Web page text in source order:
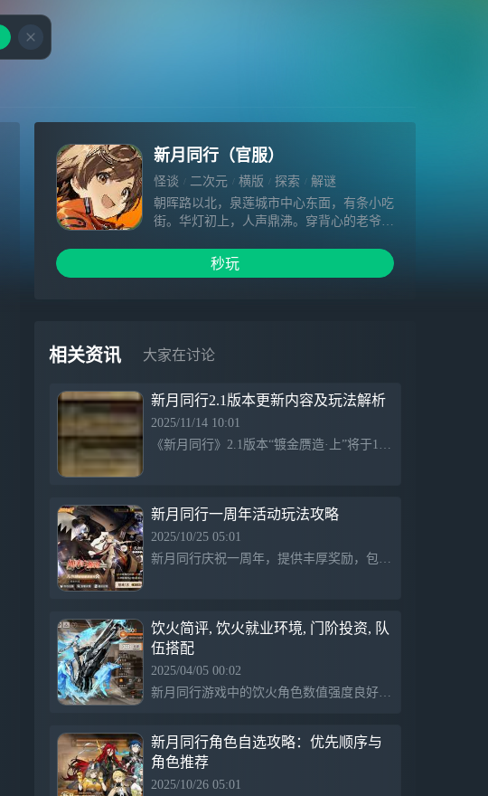
新月同行（官服）
怪谈 二次元 横版 探索
解谜
朝晖路以北，泉莲城市中心东面，有条小吃
街。华灯初上，人声鼎沸。穿背心的老爷爷
白布、一泼粉浆、一推刮板，一碟肠粉就魔
术般变到桌上。锅气蒸腾，带眉毛的眼镜朦
出发吧组长，您准备好了吗？”在超实体降
临，朝晖路化作废墟之前。
秒玩
相关资讯 大家在讨论
新月同行2.1版本更新内容及玩法解析
2025/11/14 10:01
《新月同行》2.1版本“镀金赝造·上”将于11月20日上线，带来新内容和更新，玩家可通过官方渠道了解详情，加入官方群组交流。
新月同行一周年活动玩法攻略
2025/10/25 05:01
新月同行庆祝一周年，提供丰厚奖励，包括凡尔纳和伊底本体等，玩家可以通过抽奖、任务和自选补充内容，团队简单易上手，适合新手体验，玩法简洁，鼓励玩家轻松入坑。
饮火简评, 饮火就业环境, 门阶投资, 队
伍搭配
2025/04/05 00:02
新月同行游戏中的饮火角色数值强度良好，自带多项增益，但需满增益对环境要求较高。投资门阶方面，1门为优化体验，4门适合追求高输出的玩家。饮火适合用于爬塔及特定团队组合，最佳搭配为折镜和楚衣，可选恒沙或骐骥作为替代，月白可提供额外增益。饮火的属性减益包括攻击、暴击、易伤和特殊防御降低。
新月同行角色自选攻略：优先顺序与
角色推荐
2025/10/26 05:01